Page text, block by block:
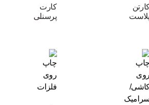
پلاست
کارت
پرسنلی